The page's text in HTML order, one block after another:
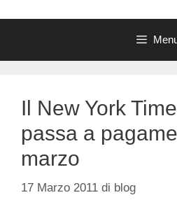
Il New York
passa a
marzo
17 Marzo 2011 di blog